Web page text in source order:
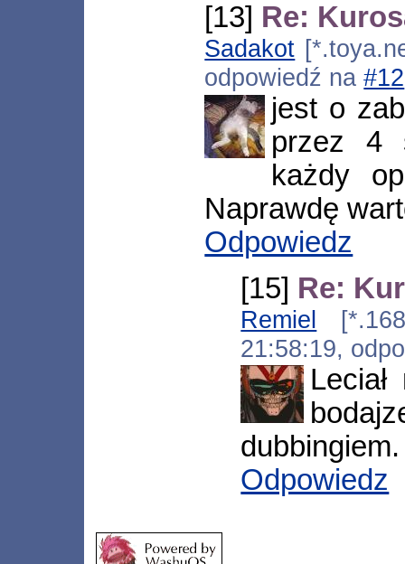
[13] Re:
Sadakot
odpowiedź na#12
jest o
przez 4
każdy
Naprawdę
Odpowiedz
[15] Re:
Remiel
21:58:19,
dubbingiem.
Odpowiedz